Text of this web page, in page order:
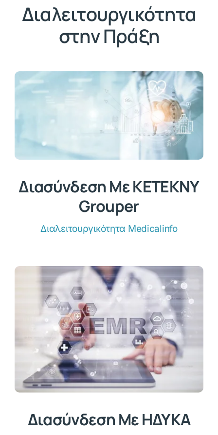
Διαλειτουργικότητα
στην Πράξη
Διασύνδεση Με ΚΕΤΕΚΝΥ
Grouper
Διαλειτουργικότητα Medicalinfo
Διασύνδεση Με ΗΔΥΚΑ